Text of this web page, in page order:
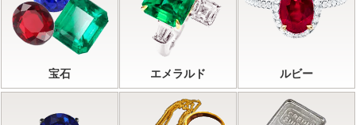
宝石 エメラルド ルビー